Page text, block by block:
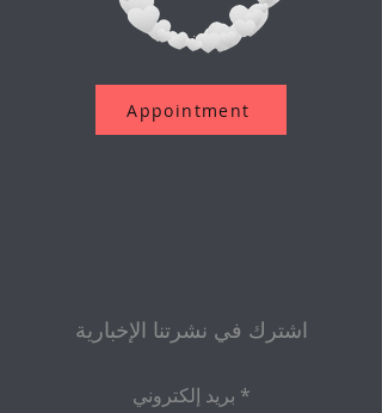
Appointment
اشترك في نشرتنا الإخبارية
بريد إلكتروني